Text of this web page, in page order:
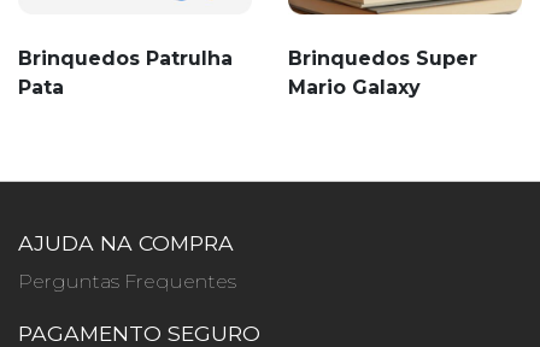
Brinquedos Patrulha
Pata
Brinquedos Super
Mario Galaxy
AJUDA NA COMPRA
Perguntas Frequentes
PAGAMENTO SEGURO